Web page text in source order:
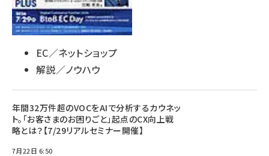
EC／ネットショップ
解説／ノウハウ
年間32万件超のVOCをAIで分析するカウネッ
ト。「お客さまのお困りごと」起点のCX向上戦
略とは？【7/29リアルセミナー開催】
7月22日 6:50